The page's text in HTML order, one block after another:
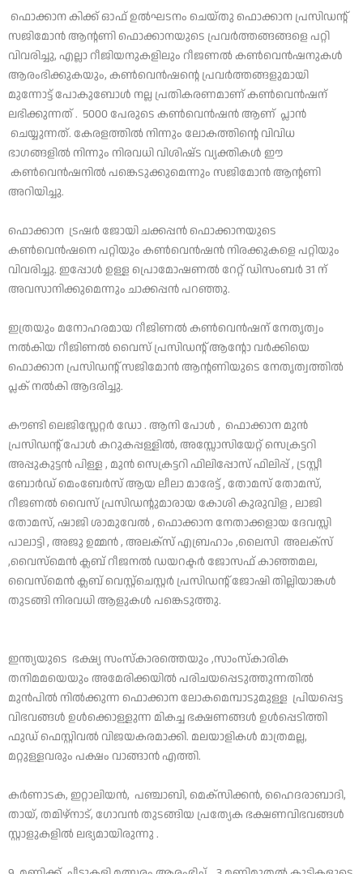
ഫൊക്കാന കിക്ക്‌ ഓഫ് ഉൽഘടനം ചെയ്തു ഫൊക്കാന പ്രസിഡന്റ്
സജിമോൻ ആന്റണി ഫൊക്കാനയുടെ പ്രവർത്തങ്ങങ്ങളെ പറ്റി
വിവരിച്ചു, എല്ലാ റീജിയനുകളിലും റീജണൽ കൺവെൻഷനുകൾ
ആരംഭിക്കുകയും, കൺവെൻഷന്റെ പ്രവർത്തങ്ങളുമായി
മുന്നോട്ട് പോകുബോൾ നല്ല പ്രതികരണമാണ് കൺവെൻഷന്
ലഭിക്കുന്നത് . 5000 പേരുടെ കൺവെൻഷൻ ആണ് പ്ലാൻ
ചെയ്യുന്നത്. കേരളത്തിൽ നിന്നും ലോകത്തിന്റെ വിവിധ
ഭാഗങ്ങളിൽ നിന്നും നിരവധി വിശിഷ്‌ട വ്യക്തികൾ ഈ
കൺവെൻഷനിൽ പങ്കെടുക്കുമെന്നും സജിമോൻ ആന്റണി
അറിയിച്ചു.
ഫൊക്കാന ട്രഷർ ജോയി ചക്കപ്പൻ ഫൊക്കാനയുടെ
കൺവെൻഷനെ പറ്റിയും കൺവെൻഷൻ നിരക്കുകളെ പറ്റിയും
വിവരിച്ചു. ഇപ്പോൾ ഉള്ള പ്രൊമോഷണൽ റേറ്റ് ഡിസംബർ 31 ന്
അവസാനിക്കുമെന്നും ചാക്കപ്പൻ പറഞ്ഞു.
ഇത്രയും മനോഹരമായ റീജിണൽ കൺവെൻഷന് നേതൃത്വം
നൽകിയ റീജിണൽ വൈസ് പ്രസിഡന്റ് ആന്റോ വർക്കിയെ
ഫൊക്കാന പ്രസിഡന്റ് സജിമോൻ ആന്റണിയുടെ നേതൃത്വത്തിൽ
പ്ലക് നൽകി ആദരിച്ചു.
കൗണ്ടി ലെജിസ്ലേറ്റർ ഡോ . ആനി പോൾ , ഫൊക്കാന മുൻ
പ്രസിഡന്റ് പോൾ കറുകപ്പള്ളിൽ, അസ്സോസിയേറ്റ് സെക്രട്ടറി
അപ്പുകുട്ടൻ പിള്ള , മുൻ സെക്രട്ടറി ഫിലിപ്പോസ് ഫിലിപ്പ് , ട്രസ്റ്റീ
ബോർഡ് മെംബേർസ് ആയ ലീലാ മാരേട്ട് , തോമസ് തോമസ്,
റീജണൽ വൈസ് പ്രസിഡന്റുമാരായ കോശി കുരുവിള , ലാജി
തോമസ്, ഷാജി ശാമുവേൽ , ഫൊക്കാന നേതാക്കളായ ദേവസ്സി
പാലാട്ടി , അജു ഉമ്മൻ , അലക്സ് എബ്രഹാം ,ലൈസി അലക്സ്
,വൈസ്മെൻ ക്ലബ് റീജനൽ ഡയറക്ടർ ജോസഫ് കാഞ്ഞമല,
വൈസ്മെൻ ക്ലബ് വെസ്റ്റ്ചെസ്റ്റർ പ്രസിഡന്റ് ജോഷി തില്ലിയാങ്കൾ
തുടങ്ങി നിരവധി ആളുകൾ പങ്കെടുത്തു.
ഇന്ത്യയുടെ ഭക്ഷ്യ സംസ്കാരത്തെയും ,സാംസ്‌കാരിക
തനിമമയെയും അമേരിക്കയിൽ പരിചയപ്പെടുത്തുന്നതിൽ
മുൻപിൽ നിൽക്കുന്ന ഫൊക്കാന ലോകമെമ്പാടുമുള്ള പ്രിയപ്പെട്ട
വിഭവങ്ങൾ ഉൾക്കൊള്ളുന്ന മികച്ച ഭക്ഷണങ്ങൾ ഉൾപ്പെടിത്തി
ഫുഡ് ഫെസ്റ്റിവൽ വിജയകരമാക്കി. മലയാളികൾ മാത്രമല്ല,
മറ്റുള്ളവരും പക്ഷം വാങ്ങാൻ എത്തി.
കർണാടക, ഇറ്റാലിയൻ, പഞ്ചാബി, മെക്‌സിക്കൻ, ഹൈദരാബാദി,
തായ്, തമിഴ്‌നാട്, ഗോവൻ തുടങ്ങിയ പ്രത്യേക ഭക്ഷണവിഭവങ്ങൾ
സ്റ്റാളുകളിൽ ലഭ്യമായിരുന്നു .